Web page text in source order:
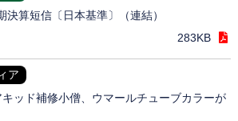
算短信〔日本基準〕（連結）
283KB
ア
ッド補修小僧、ウマールチューブカラーが